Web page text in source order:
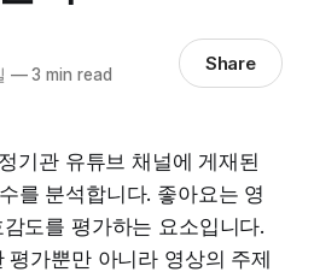
—3 min read Share
기관 유튜브 채널에 게재된
를 분석합니다. 좋아요는 영
도를 평가하는 요소입니다.
평가뿐만 아니라 영상의 주제